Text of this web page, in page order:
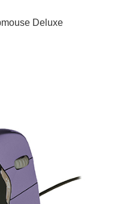
Deluxe